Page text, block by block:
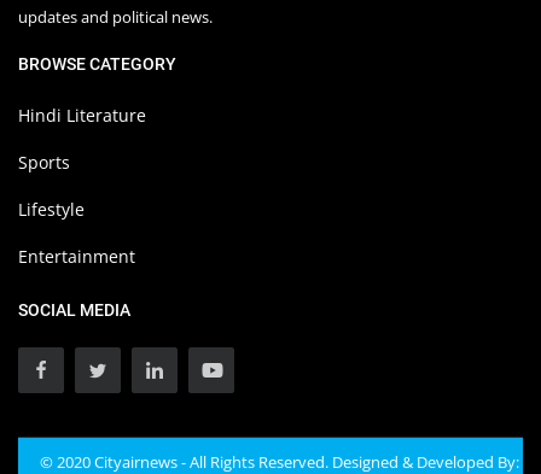
updates and political news.
BROWSE CATEGORY
Hindi Literature
Sports
Lifestyle
Entertainment
SOCIAL MEDIA
© 2020 Cityairnews - All Rights Reserved. Designed & Developed By: